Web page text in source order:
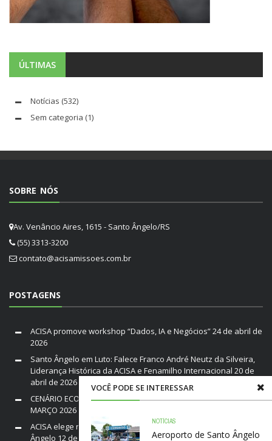
VOCÊ PODE SE INTERESSAR
NOTÍCIAS
Aeroporto de Santo Ângelo
ÚLTIMAS
Notícias (532)
Sem categoria (1)
SOBRE NÓS
Av. Venâncio Aires, 1615 - Santo Ângelo/RS
(55) 3313-3200
contato@acisamissoes.com.br
POSTAGENS
ACISA promove workshop “Dados, IA e Negócios”24 de abril de
2026
Santo Ângelo em Luto: Falece Franco André Neutz da Silveira,
Liderança Histórica da ACISA e Fenamilho Internacional 20 de
abril de 2026
CENÁRIO ECONÔMICO DO BRASIL E RIO GRANDE DO SUL /
MARÇO 2026
ACISA elege nova diretoria para a gestão 2026–2028 em Santo
Ângelo 12 de março de 2026